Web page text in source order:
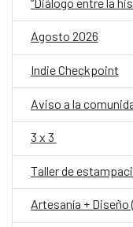
Agosto 2026
Indie Checkpoint
Aviso a la
3 x 3
Taller de
Artesanía + Diseño